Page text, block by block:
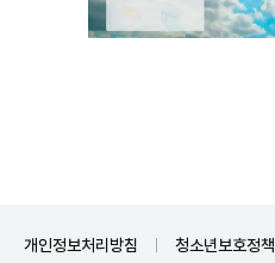
개인정보처리방침 청소년보호정책